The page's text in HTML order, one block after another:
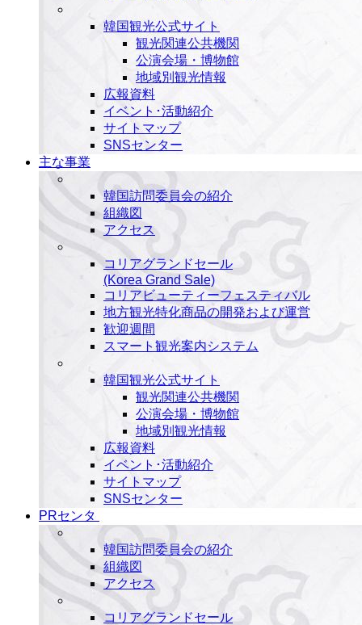
韓国観光公式サイト
観光関連公共機関
公演会場・博物館
地域別観光情報
広報資料
イベント･活動紹介
サイトマップ
SNSセンター
主な事業
韓国訪問委員会の紹介
組織図
アクセス
コリアグランドセール
(Korea Grand Sale)
コリアビューティーフェスティバル
地方観光特化商品の開発および運営
歓迎週間
スマート観光案内システム
韓国観光公式サイト
観光関連公共機関
公演会場・博物館
地域別観光情報
広報資料
イベント･活動紹介
サイトマップ
SNSセンター
PRセンタ
韓国訪問委員会の紹介
組織図
アクセス
コリアグランドセール